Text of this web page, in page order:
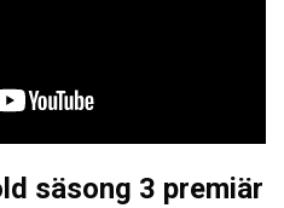
säsong 3 premiär